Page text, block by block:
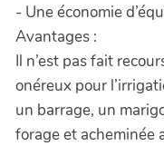
- Une économie
Avantages :
Il n’est pas fait
onéreux pour
un barrage, un
forage et acheminée